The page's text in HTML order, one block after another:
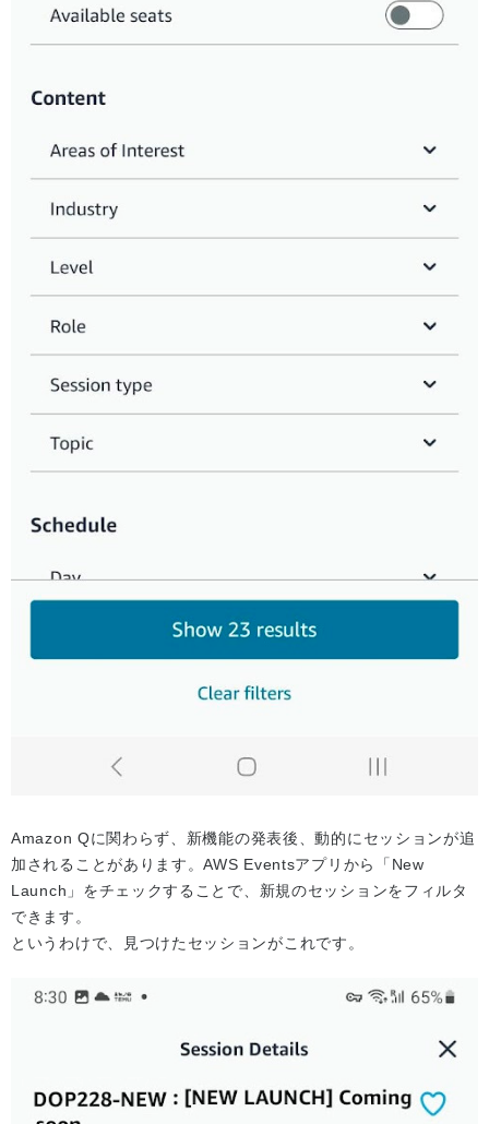
Amazon Qに関わらず、新機能の発表後、動的にセッションが追
加されることがあります。AWS Eventsアプリから「New
Launch」をチェックすることで、新規のセッションをフィルタ
できます。
というわけで、見つけたセッションがこれです。